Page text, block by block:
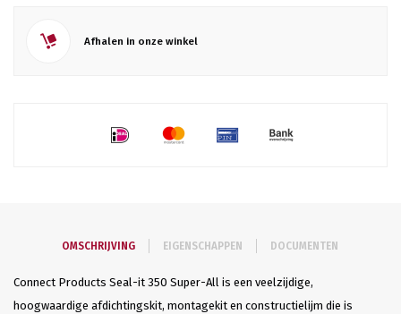
Afhalen in onze winkel
OMSCHRIJVING EIGENSCHAPPEN DOCUMENTEN
Connect Products Seal-it 350 Super-All is een veelzijdige,
hoogwaardige afdichtingskit, montagekit en constructielijm die is